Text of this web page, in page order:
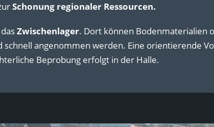
Schonung regionaler Ressourcen.
Zwischenlager. Dort können Bodenmaterialien
angenommen werden. Eine orientierende
Beprobung erfolgt in der Halle.